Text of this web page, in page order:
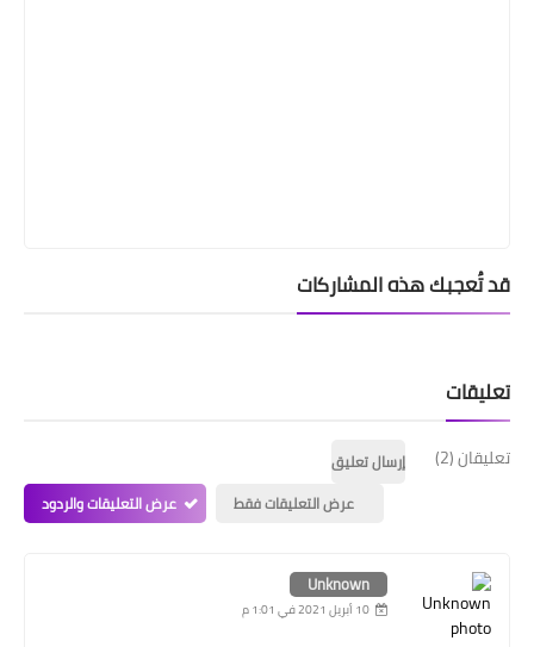
قد تُعجبك هذه المشاركات
تعليقات
تعليقان (2)
إرسال تعليق
عرض التعليقات فقط
عرض التعليقات والردود
Unknown
10 أبريل 2021 في 1:01 م